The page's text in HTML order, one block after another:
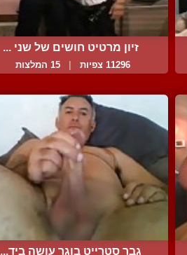
זיון מרטיט חושים של שני ...
11296 צפיות | 15 המלצות
גבר סטרייט בוגר עושה ביד...